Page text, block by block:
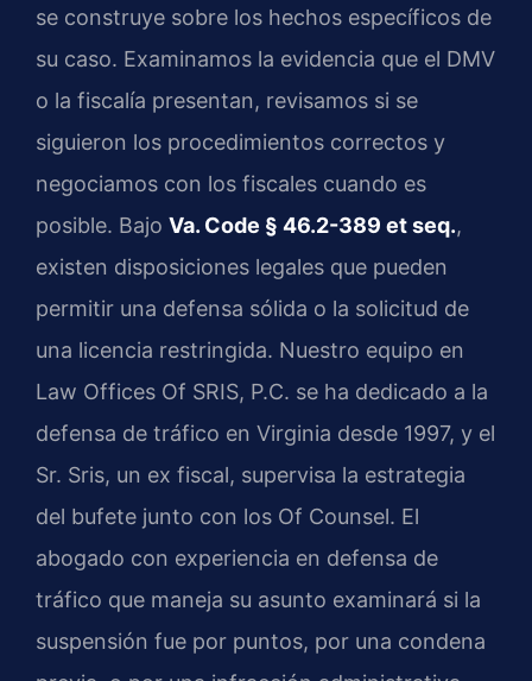
se construye sobre los hechos específicos de
su caso. Examinamos la evidencia que el DMV
o la fiscalía presentan, revisamos si se
siguieron los procedimientos correctos y
negociamos con los fiscales cuando es
posible. Bajo Va. Code § 46.2-389 et seq.,
existen disposiciones legales que pueden
permitir una defensa sólida o la solicitud de
una licencia restringida. Nuestro equipo en
Law Offices Of SRIS, P.C. se ha dedicado a la
defensa de tráfico en Virginia desde 1997, y el
Sr. Sris, un ex fiscal, supervisa la estrategia
del bufete junto con los Of Counsel. El
abogado con experiencia en defensa de
tráfico que maneja su asunto examinará si la
suspensión fue por puntos, por una condena